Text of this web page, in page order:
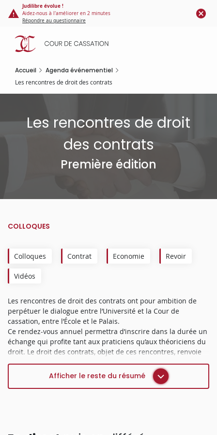
Panneau de gestion des cookies
contenu
principal
Judilibre évolue !
Aidez-nous à l'améliorer en 2 minutes
Répondre au questionnaire
Accueil Agenda événementiel
Les rencontres de droit des contrats
Les rencontres de droit
des contrats
Première édition
COLLOQUES
Colloques Contrat Economie Revoir
Vidéos
Les rencontres de droit des contrats ont pour ambition de
perpétuer le dialogue entre l’Université et la Cour de
cassation, entre l’École et le Palais.
Ce rendez-vous annuel permettra d’inscrire dans la durée un
échange qui profite tant aux praticiens qu’aux théoriciens du
droit. Le droit des contrats, objet de ces rencontres, renvoie
tant au droit commun des contrats qu’au droit des contrats
Afficher le reste du résumé